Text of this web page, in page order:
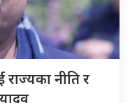
राज्यका नीति र